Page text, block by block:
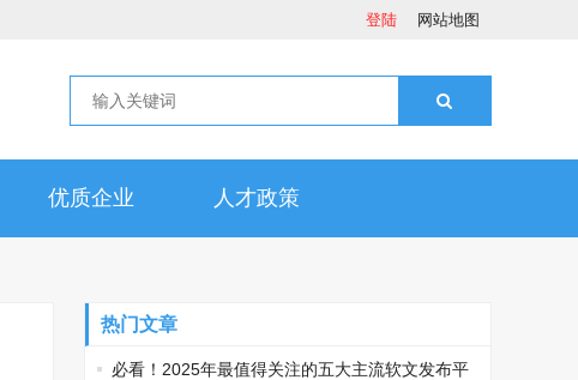
登陆 网站地图
优质企业 人才政策
热门文章
必看！2025年最值得关注的五大主流软文发布平